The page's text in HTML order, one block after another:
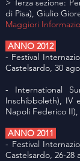
> Terza sezione:
di Pisa), Giulio
Maggiori
ANNO 2012
- Festival
Castelsardo, 30
- International
Inschibboleth), IV
Napoli Federico II),
ANNO 2011
- Festival
Castelsardo, 26-28